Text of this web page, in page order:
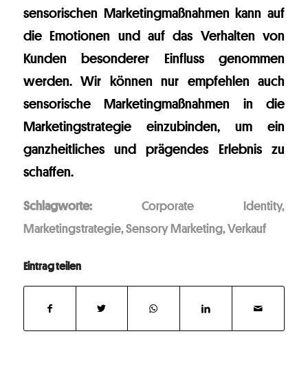
sensorischen Marketingmaßnahmen kann auf
die Emotionen und auf das Verhalten von
Kunden besonderer Einfluss genommen
werden. Wir können nur empfehlen auch
sensorische Marketingmaßnahmen in die
Marketingstrategie einzubinden, um ein
ganzheitliches und prägendes Erlebnis zu
schaffen.
Schlagworte: Corporate Identity,
Marketingstrategie,Sensory Marketing,Verkauf
Eintrag teilen